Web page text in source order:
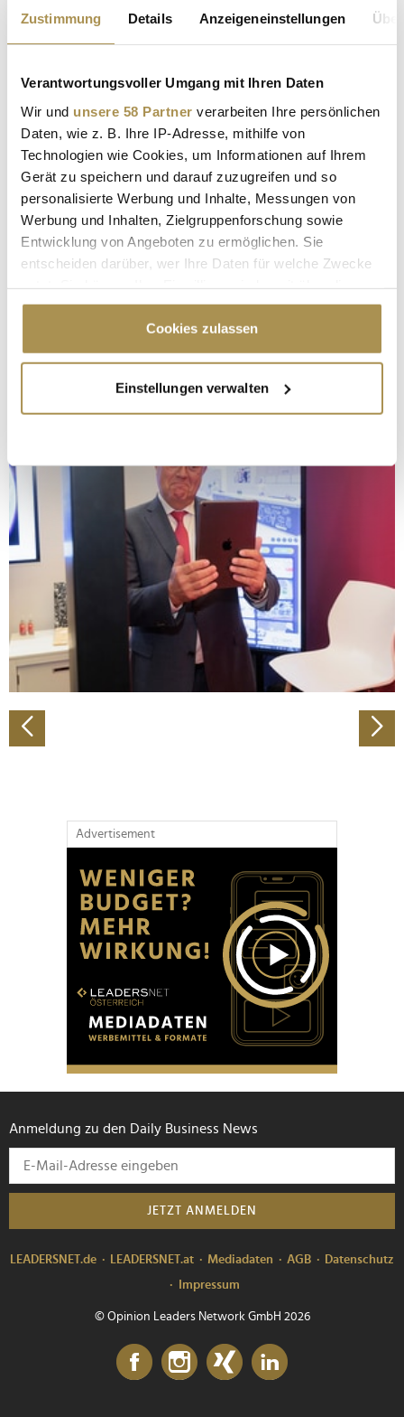
Zustimmung Details Anzeigeneinstellungen
Verantwortungsvoller Umgang mit Ihren Daten
Wir und unsere 58 Partner verarbeiten Ihre persönlichen
Daten, wie z. B. Ihre IP-Adresse, mithilfe von
Technologien wie Cookies, um Informationen auf Ihrem
Gerät zu speichern und darauf zuzugreifen und so
personalisierte Werbung und Inhalte, Messungen von
Werbung und Inhalten, Zielgruppenforschung sowie
Entwicklung von Angeboten zu ermöglichen. Sie
entscheiden darüber, wer Ihre Daten für welche Zwecke
Cookie-Erklärung oder durch Klicken auf das Privacy
Trigger Symbol ändern oder widerrufen
Informationen über Ihre geografische Lage
erfassen, welche bis auf einige Meter genau sein
bestimmten Merkmalen (Fingerprinting) identifizieren
Erfahren Sie mehr darüber, wie Ihre persönlichen Daten
verarbeitet werden, und legen Sie Ihre Präferenzen im
Abschnitt Einzelheiten fest.
Wir verwenden Cookies, um Inhalte und Anzeigen zu
personalisieren, Funktionen für soziale Medien anbieten
zu können und die Zugriffe auf unsere Website zu
analysieren. Außerdem geben wir Informationen zu Ihrer
Verwendung unserer Website an unsere Partner für
Partner führen diese Informationen möglicherweise mit
weiteren Daten zusammen, die Sie ihnen bereitgestellt
Cookies zulassen
Einstellungen verwalten
Advertisement
Anmeldung zu den Daily Business News
JETZT ANMELDEN
LEADERSNET.de LEADERSNET.at Mediadaten AGB
Datenschutz
Impressum
© Opinion Leaders Network GmbH 2026